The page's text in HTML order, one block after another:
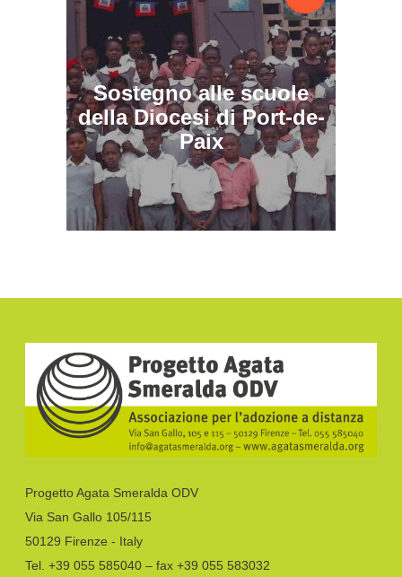
Sostegno alle scuole
della Diocesi di Port-de-
Paix
Progetto Agata Smeralda ODV
Via San Gallo 105/115
50129 Firenze - Italy
Tel. +39 055 585040 – fax +39 055 583032